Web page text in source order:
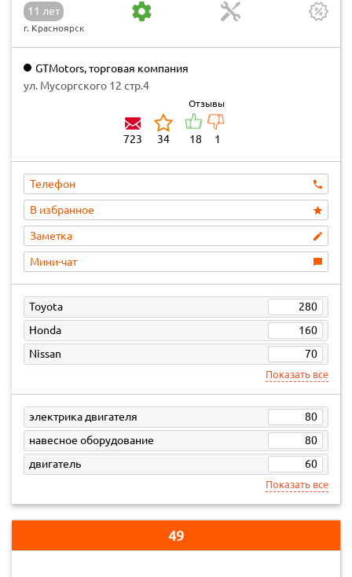
11 лет
г. Красноярск
GTMotors, торговая компания
ул. Мусоргского 12 стр.4
723 34
Отзывы
18 1
Телефон
В избранное
Заметка
Мини-чат
Toyota
280
Honda
160
Nissan
70
Показать все
электрика двигателя
80
навесное оборудование
80
двигатель
60
Показать все
49